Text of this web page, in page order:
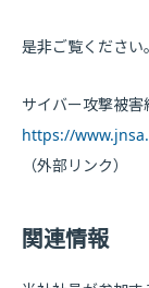
是非ご覧ください。
サイバー攻撃被害
https://
（外部リンク）
関連情報